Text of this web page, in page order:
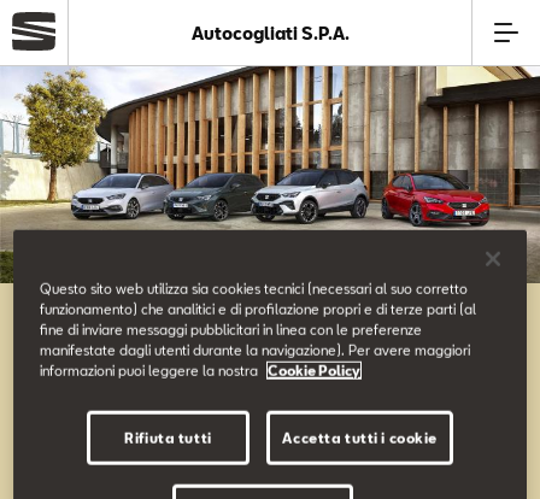
Azienda
Modelli
Service
Autocogliati S.P.A.
Offerte Business SEAT
Questo sito web utilizza sia cookies tecnici (necessari al suo corretto
funzionamento) che analitici e di profilazione propri e di terze parti (al
fine di inviare messaggi pubblicitari in linea con le preferenze
manifestate dagli utenti durante la navigazione). Per avere maggiori
informazioni puoi leggere la nostra
Cookie Policy
Rifiuta tutti Accetta tutti i cookie